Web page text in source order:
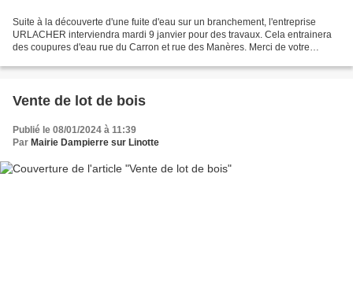
Suite à la découverte d'une fuite d'eau sur un branchement, l'entreprise
URLACHER interviendra mardi 9 janvier pour des travaux. Cela entrainera
des coupures d'eau rue du Carron et rue des Manères. Merci de votre
Vente de lot de bois
Publié le 08/01/2024 à 11:39
Par Mairie Dampierre sur Linotte